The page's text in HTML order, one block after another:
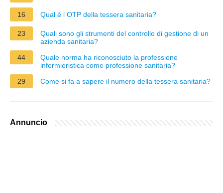
16 Qual è l OTP della tessera sanitaria?
23
Quali sono gli strumenti del controllo di gestione di un
azienda sanitaria?
44
Quale norma ha riconosciuto la professione
infermieristica come professione sanitaria?
29
Come si fa a sapere il numero della tessera sanitaria?
Annuncio